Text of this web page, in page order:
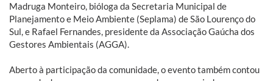
Madruga Monteiro, bióloga da Secretaria Municipal de
Planejamento e Meio Ambiente (Seplama) de São Lourenço do
Sul, e Rafael Fernandes, presidente da Associação Gaúcha dos
Gestores Ambientais (AGGA).
Aberto à participação da comunidade, o evento também contou